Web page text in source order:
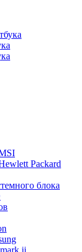
Packard
блока
ii